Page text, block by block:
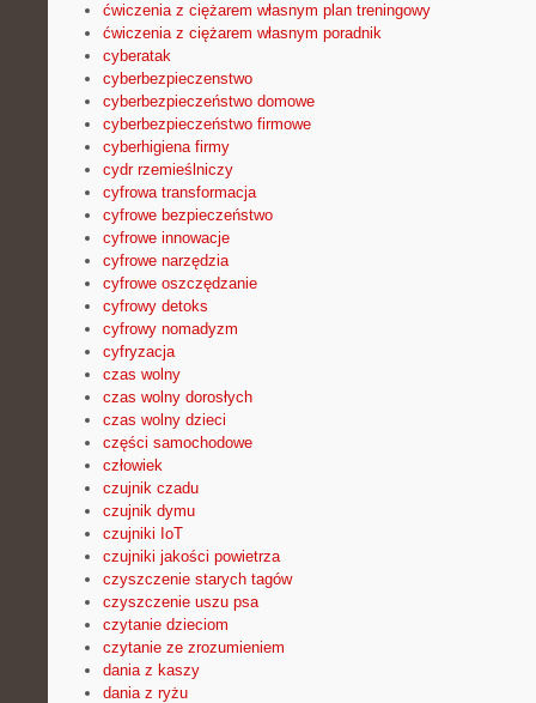
ćwiczenia z ciężarem własnym plan treningowy
ćwiczenia z ciężarem własnym poradnik
cyberatak
cyberbezpieczenstwo
cyberbezpieczeństwo domowe
cyberbezpieczeństwo firmowe
cyberhigiena firmy
cydr rzemieślniczy
cyfrowa transformacja
cyfrowe bezpieczeństwo
cyfrowe innowacje
cyfrowe narzędzia
cyfrowe oszczędzanie
cyfrowy detoks
cyfrowy nomadyzm
cyfryzacja
czas wolny
czas wolny dorosłych
czas wolny dzieci
części samochodowe
człowiek
czujnik czadu
czujnik dymu
czujniki IoT
czujniki jakości powietrza
czyszczenie starych tagów
czyszczenie uszu psa
czytanie dzieciom
czytanie ze zrozumieniem
dania z kaszy
dania z ryżu